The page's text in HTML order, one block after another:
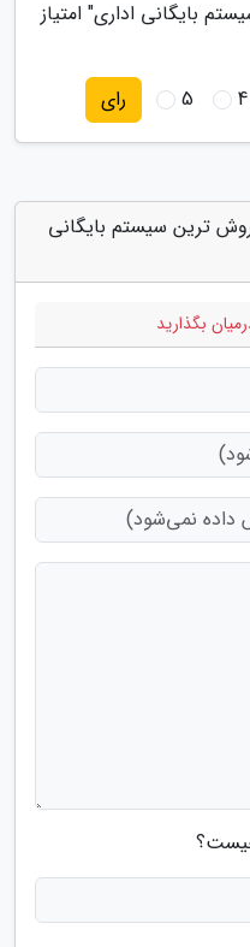
بایگانی اداری" امتیاز
4
5 رای
ترین سیستم بایگانی
بگذارید
چیست؟